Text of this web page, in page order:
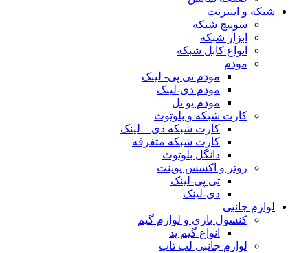
شبکه و اینترنت
سوییچ شبکه
ابزار شبکه
انواع کابل شبکه
مودم
مودم تی پی- لینک
مودم دی-لینک
مودم یو تل
کارت شبکه و بلوتوث
کارت شبکه دی – لینک
کارت شبکه متفرقه
دانگل بلوتوث
روتر و اکسس پوینت
تی پی-لینک
دی-لینک
لوازم جانبی
کنسول بازی و لوازم گیم
انواع گیم پد
لوازم جانبی لپ تاپ